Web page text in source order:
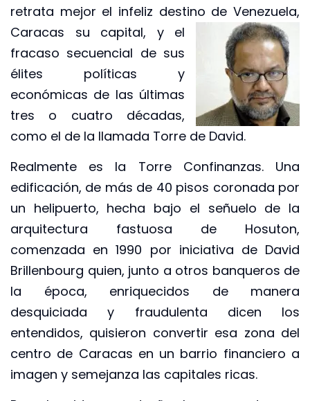
retrata mejor el infeliz destino de Venezuela,
Caracas su capital, y el
fracaso secuencial de sus
élites políticas y
económicas de las últimas
tres o cuatro décadas,
como el de la llamada Torre de David.
Realmente es la Torre Confinanzas. Una
edificación, de más de 40 pisos coronada por
un helipuerto, hecha bajo el señuelo de la
arquitectura fastuosa de Hosuton,
comenzada en 1990 por iniciativa de David
Brillenbourg quien, junto a otros banqueros de
la época, enriquecidos de manera
desquiciada y fraudulenta dicen los
entendidos, quisieron convertir esa zona del
centro de Caracas en un barrio financiero a
imagen y semejanza las capitales ricas.